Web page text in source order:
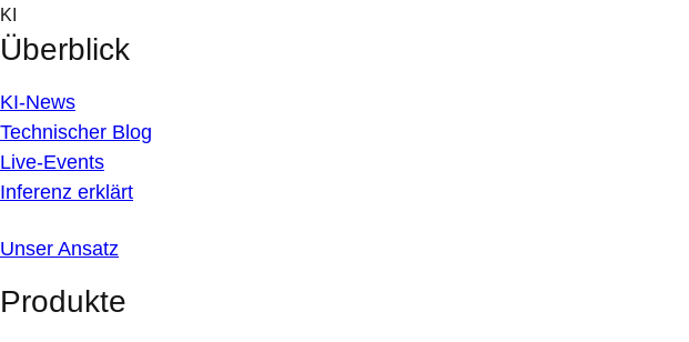
Skip
to
content
KI
Überblick
KI-News
Technischer Blog
Live-Events
Inferenz erklärt
Unser Ansatz
Produkte